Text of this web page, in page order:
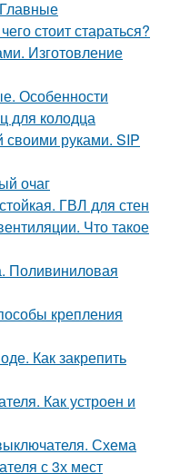
стоит стараться?
Изготовление
Особенности
для колодца
руками. SIP
очаг
ГВЛ для стен
Что такое
Поливиниловая
крепления
Как закрепить
Как устроен и
Схема
с 3х мест